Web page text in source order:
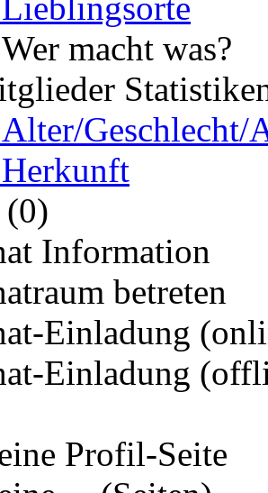
Wer macht was?
Alter/Geschlecht/
Herkunft
(0)
Information
betreten
Einladung
Einladung
Profil-Seite